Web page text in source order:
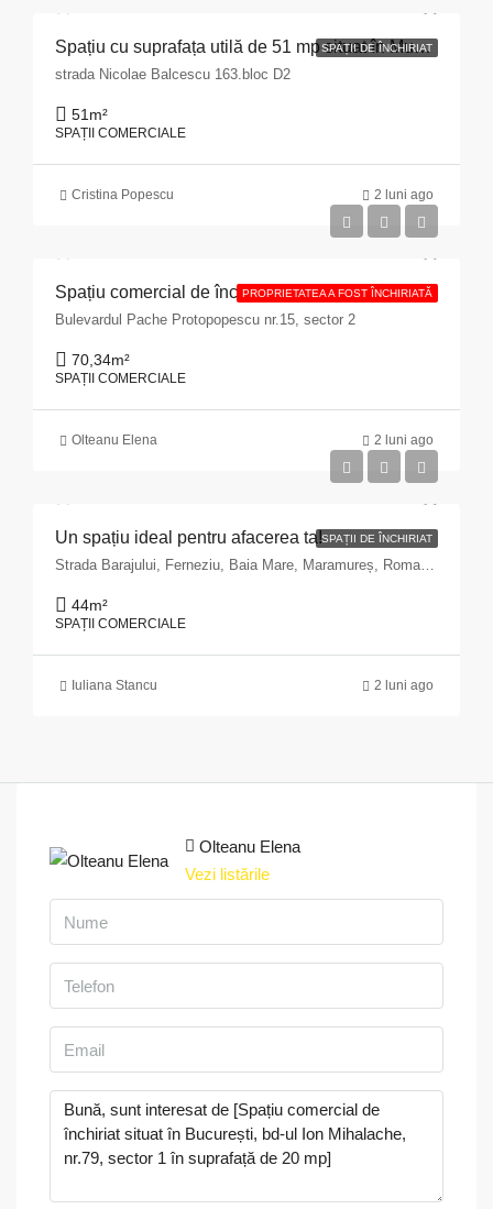
SPAȚII DE ÎNCHIRIAT
Spațiu cu suprafața utilă de 51 mp situat în Municipiul Pitești, str. Nicolae Bălcescu nr. 163, bloc D2, județul Argeș
strada Nicolae Balcescu 163.bloc D2
51 m²
SPAȚII COMERCIALE
Cristina Popescu 2 luni ago
PROPRIETATEA A FOST ÎNCHIRIATĂ
Spațiu comercial de închiriat cu suprafața de 70,34 mp situat în Municipiul București, Bulevardul Pache Protopopescu, nr. 15, sector 2
Bulevardul Pache Protopopescu nr.15, sector 2
70,34m²
SPAȚII COMERCIALE
Olteanu Elena 2 luni ago
SPAȚII DE ÎNCHIRIAT
Un spațiu ideal pentru afacerea ta!
Strada Barajului, Ferneziu, Baia Mare, Maramureș, Romania
44m²
SPAȚII COMERCIALE
Iuliana Stancu 2 luni ago
Olteanu Elena
Vezi listările